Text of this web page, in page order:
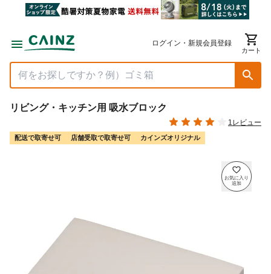
ログイン・新規会員登録
カート
リビング・キッチン用 吸水ブロック
1レビュー
配送で取寄せ可 店舗受取で取寄せ可 カインズオリジナル